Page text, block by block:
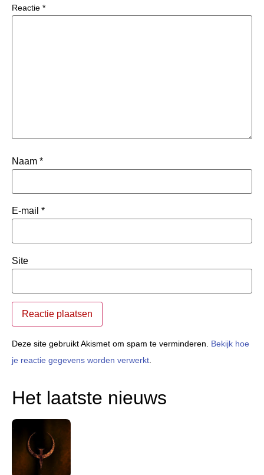
Reactie *
Naam *
E-mail *
Site
Deze site gebruikt Akismet om spam te verminderen. Bekijk hoe
je reactie gegevens worden verwerkt
Het laatste nieuws